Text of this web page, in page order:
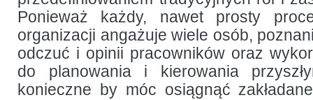
Ponieważ każdy, nawet prosty
organizacji angażuje wiele osób,
odczuć i opinii pracowników oraz
do planowania i kierowania
konieczne by móc osiągnąć